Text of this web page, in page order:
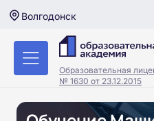
Волгодонск
Образовательная
№ 1630 от 23.12.2015